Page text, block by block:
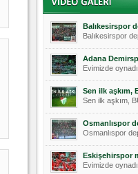
Balıkesirspor
Balıkesirspor
Adana
Evimizde
Sen ilk aşkım,
Sen ilk aşkım,
Osmanlıspor
Osmanlıspor
Eskişehirspor
Evimizde